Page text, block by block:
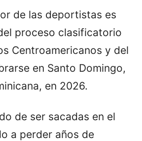
de las deportistas es
proceso clasificatorio
Centroamericanos y del
en Santo Domingo,
en 2026.
de ser sacadas en el
a perder años de